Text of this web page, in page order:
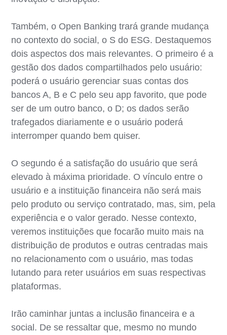
Também, o Open Banking trará grande mudança
no contexto do social, o S do ESG. Destaquemos
dois aspectos dos mais relevantes. O primeiro é a
gestão dos dados compartilhados pelo usuário:
poderá o usuário gerenciar suas contas dos
bancos A, B e C pelo seu app favorito, que pode
ser de um outro banco, o D; os dados serão
trafegados diariamente e o usuário poderá
interromper quando bem quiser.
O segundo é a satisfação do usuário que será
elevado à máxima prioridade. O vínculo entre o
usuário e a instituição financeira não será mais
pelo produto ou serviço contratado, mas, sim, pela
experiência e o valor gerado. Nesse contexto,
veremos instituições que focarão muito mais na
distribuição de produtos e outras centradas mais
no relacionamento com o usuário, mas todas
lutando para reter usuários em suas respectivas
plataformas.
Irão caminhar juntas a inclusão financeira e a
social. De se ressaltar que, mesmo no mundo